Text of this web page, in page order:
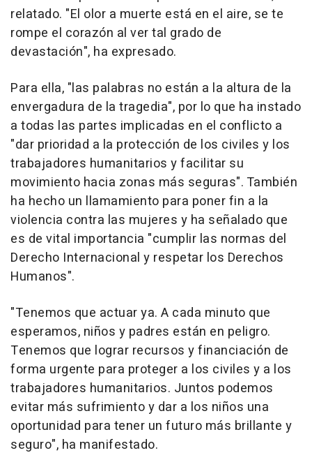
relatado. "El olor a muerte está en el aire, se te
rompe el corazón al ver tal grado de
devastación", ha expresado.
Para ella, "las palabras no están a la altura de la
envergadura de la tragedia", por lo que ha instado
a todas las partes implicadas en el conflicto a
"dar prioridad a la protección de los civiles y los
trabajadores humanitarios y facilitar su
movimiento hacia zonas más seguras". También
ha hecho un llamamiento para poner fin a la
violencia contra las mujeres y ha señalado que
es de vital importancia "cumplir las normas del
Derecho Internacional y respetar los Derechos
Humanos".
"Tenemos que actuar ya. A cada minuto que
esperamos, niños y padres están en peligro.
Tenemos que lograr recursos y financiación de
forma urgente para proteger a los civiles y a los
trabajadores humanitarios. Juntos podemos
evitar más sufrimiento y dar a los niños una
oportunidad para tener un futuro más brillante y
seguro", ha manifestado.